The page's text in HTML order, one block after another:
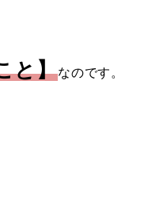
と】なのです。